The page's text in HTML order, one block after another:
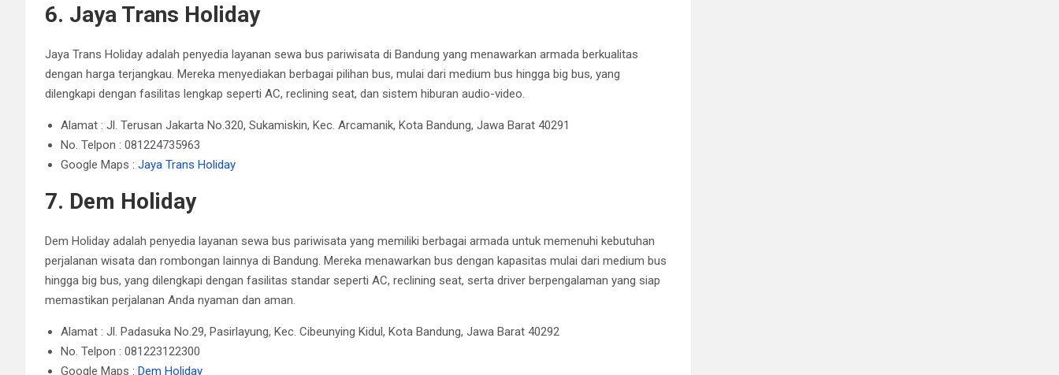
6. Jaya Trans Holiday
Jaya Trans Holiday adalah penyedia layanan sewa bus pariwisata di Bandung yang menawarkan armada berkualitas
dengan harga terjangkau. Mereka menyediakan berbagai pilihan bus, mulai dari medium bus hingga big bus, yang
dilengkapi dengan fasilitas lengkap seperti AC, reclining seat, dan sistem hiburan audio-video.
Alamat : Jl. Terusan Jakarta No.320, Sukamiskin, Kec. Arcamanik, Kota Bandung, Jawa Barat 40291
No. Telpon : 081224735963
Google Maps : Jaya Trans Holiday
7. Dem Holiday
Dem Holiday adalah penyedia layanan sewa bus pariwisata yang memiliki berbagai armada untuk memenuhi kebutuhan
perjalanan wisata dan rombongan lainnya di Bandung. Mereka menawarkan bus dengan kapasitas mulai dari medium bus
hingga big bus, yang dilengkapi dengan fasilitas standar seperti AC, reclining seat, serta driver berpengalaman yang siap
memastikan perjalanan Anda nyaman dan aman.
Alamat : Jl. Padasuka No.29, Pasirlayung, Kec. Cibeunying Kidul, Kota Bandung, Jawa Barat 40292
No. Telpon : 081223122300
Google Maps : Dem Holiday